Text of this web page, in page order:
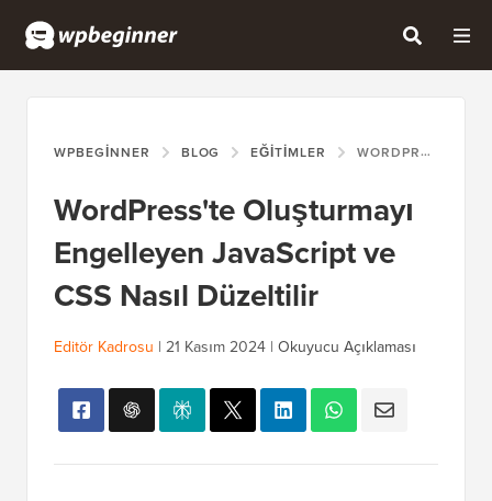
WPBEGINNER BLOG EĞITIMLER WORDPRESS'TE OLUŞTURMAYI ENGELLEYEN JAVASCRIPT VE CSS NASIL DÜZELTILIR
WordPress'te Oluşturmayı
Engelleyen JavaScript ve
CSS Nasıl Düzeltilir
Editör Kadrosu | 21 Kasım 2024 | Okuyucu Açıklaması